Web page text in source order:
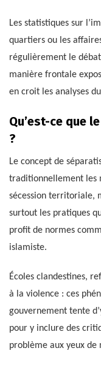
Les statistiques sur
quartiers ou les
régulièrement le
manière frontale
en croit les analyses
Qu’est-ce que
?
Le concept de
traditionnellement les
sécession territoriale,
surtout les pratiques
profit de normes
islamiste.
Écoles clandestines,
à la violence : ces
gouvernement tente
pour y inclure des
problème aux yeux de